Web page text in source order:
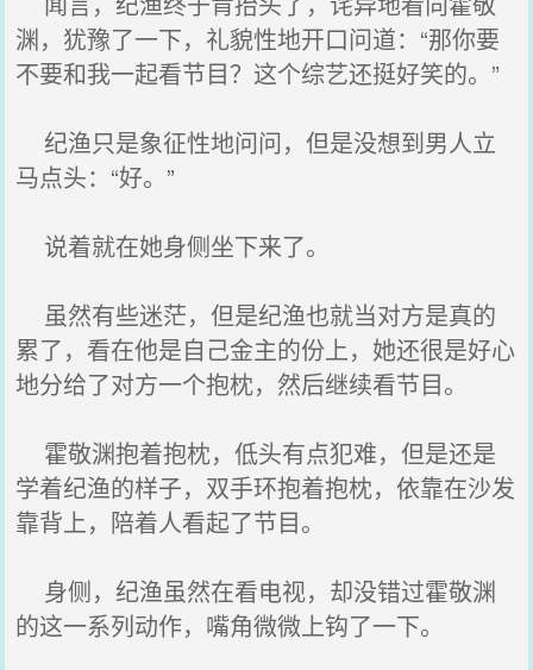
渊，犹豫了一下，礼貌性地开口问道：“那你要
不要和我一起看节目？这个综艺还挺好笑的。”
纪渔只是象征性地问问，但是没想到男人立
马点头：“好。”
说着就在她身侧坐下来了。
虽然有些迷茫，但是纪渔也就当对方是真的
累了，看在他是自己金主的份上，她还很是好心
地分给了对方一个抱枕，然后继续看节目。
霍敬渊抱着抱枕，低头有点犯难，但是还是
学着纪渔的样子，双手环抱着抱枕，依靠在沙发
靠背上，陪着人看起了节目。
身侧，纪渔虽然在看电视，却没错过霍敬渊
的这一系列动作，嘴角微微上钩了一下。